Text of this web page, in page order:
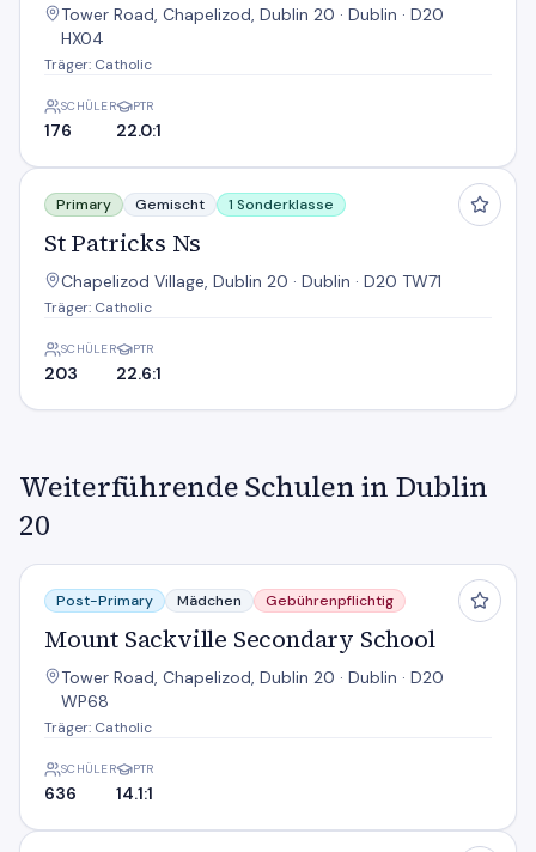
Tower Road, Chapelizod, Dublin 20 · Dublin · D20
HX04
Träger: Catholic
SCHÜLER
176
PTR
22.0:1
St Patricks Ns
Primary Gemischt 1 Sonderklasse
St Patricks Ns
Chapelizod Village, Dublin 20 · Dublin · D20 TW71
Träger: Catholic
SCHÜLER
203
PTR
22.6:1
Weiterführende Schulen in Dublin
20
Mount Sackville Secondary School
Post-Primary Mädchen Gebührenpflichtig
Mount Sackville Secondary School
Tower Road, Chapelizod, Dublin 20 · Dublin · D20
WP68
Träger: Catholic
SCHÜLER
636
PTR
14.1:1
Phobailscoil Iosolde